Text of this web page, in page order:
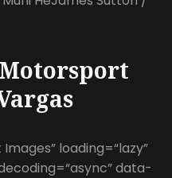
loading=“lazy”
data-